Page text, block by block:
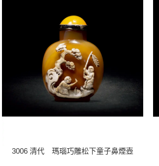
3006 清代 瑪瑙巧雕松下童子鼻煙壺